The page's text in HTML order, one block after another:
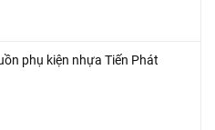
phụ kiện nhựa Tiến Phát